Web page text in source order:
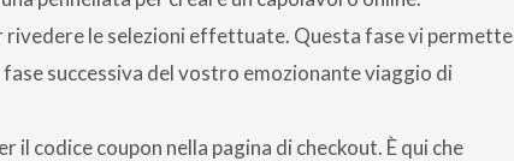
rivedere le selezioni effettuate. Questa fase vi permette
successiva del vostro emozionante viaggio di
il codice coupon nella pagina di checkout. È qui che